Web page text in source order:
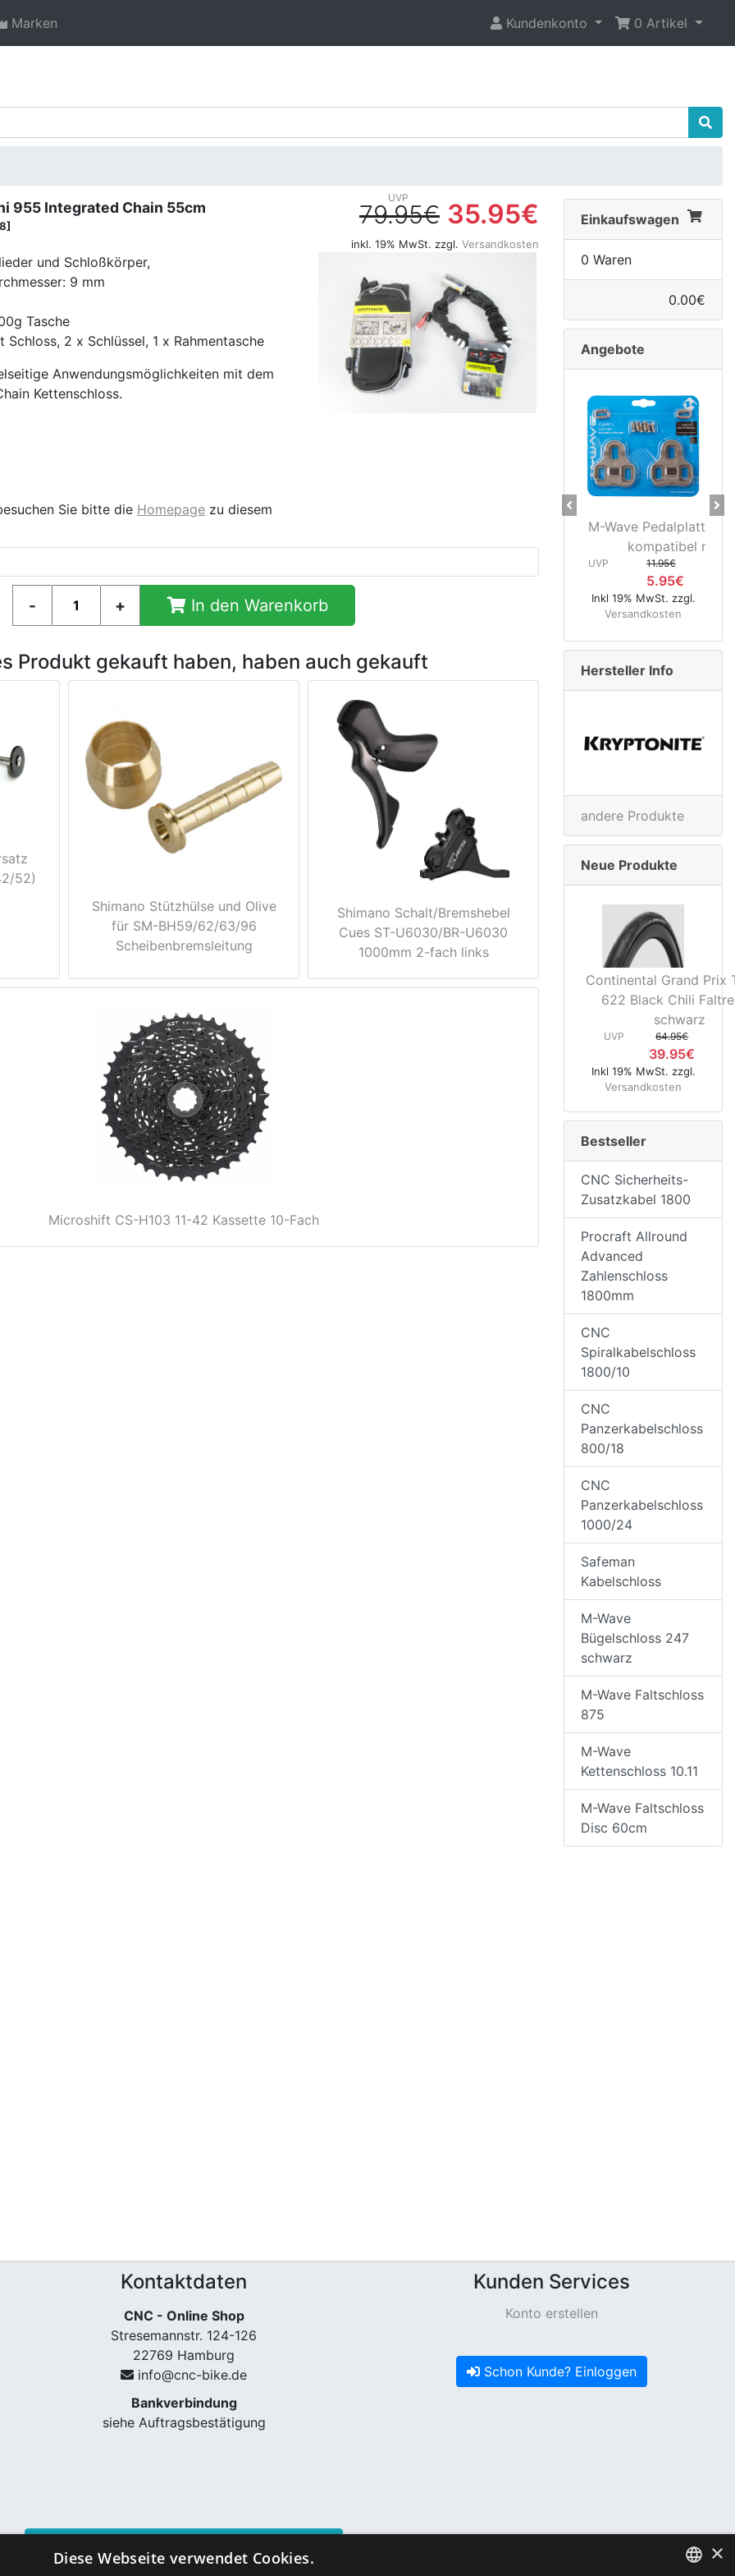
Marken Kundenkonto 0 Artikel
955 Integrated Chain 55cm
79.95€ 35.95€
inkl. 19% MwSt. zzgl. Versandkosten
und Schloßkörper,
9 mm
Tasche
2 x Schlüssel, 1 x Rahmentasche
Anwendungsmöglichkeiten mit dem
Kettenschloss.
Sie bitte die Homepage zu diesem
In den Warenkorb
Produkt gekauft haben, haben auch gekauft
52)
Shimano Stützhülse und Olive
für SM-BH59/62/63/96
Scheibenbremsleitung
Shimano Schalt/Bremshebel
Cues ST-U6030/BR-U6030
1000mm 2-fach links
Microshift CS-H103 11-42 Kassette 10-Fach
Einkaufswagen
0 Waren
0.00€
Angebote
M-Wave Pedalplatten grau
kompatibel mit...
11.95€
5.95€
Inkl 19% MwSt. zzgl.
Versandkosten
Previous
Hersteller Info
andere Produkte
Neue Produkte
Continental Grand Prix
622 Black Chili
schwarz
UVP 64.95€
39.95€
Inkl 19% MwSt. zzgl.
Versandkosten
Bestseller
CNC Sicherheits-
Zusatzkabel 1800
Procraft Allround
Advanced
Zahlenschloss
1800mm
CNC
Spiralkabelschloss
1800/10
CNC
Panzerkabelschloss
800/18
CNC
Panzerkabelschloss
1000/24
Safeman
Kabelschloss
M-Wave
Bügelschloss 247
schwarz
M-Wave Faltschloss
875
M-Wave
Kettenschloss 10.11
M-Wave Faltschloss
Disc 60cm
Kontaktdaten
CNC - Online Shop
Stresemannstr. 124-126
22769 Hamburg
info@cnc-bike.de
Bankverbindung
siehe Auftragsbestätigung
Kunden Services
Konto erstellen
Schon Kunde? Einloggen
×
Diese Webseite verwendet Cookies.